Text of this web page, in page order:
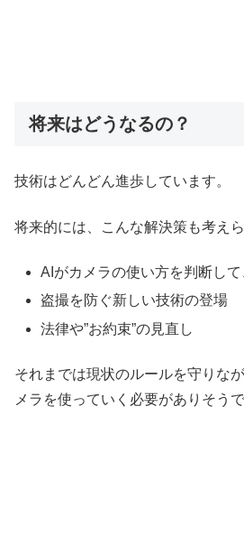
将来はどうなるの？
技術はどんどん進歩しています。
将来的には、こんな解決策も考えら
AIがカメラの使い方を判断し
盗撮を防ぐ新しい技術の登場
法律や”お約束”の見直し
それまでは現状のルールを守りな
メラを使っていく必要がありそうで